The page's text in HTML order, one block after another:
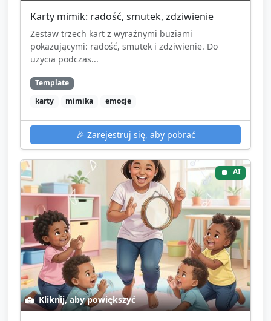
Karty mimik: radość, smutek, zdziwienie
Zestaw trzech kart z wyraźnymi buziami
pokazującymi: radość, smutek i zdziwienie. Do
użycia podczas...
Template
karty
mimika emocje
🎉 Zarejestruj się, aby pobrać
AI
Kliknij, aby powiększyć